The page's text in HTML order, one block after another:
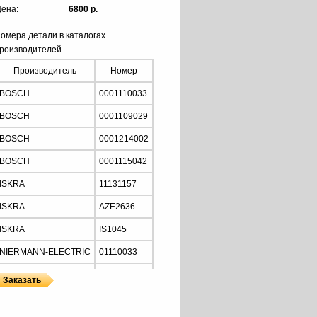
6800 р.
детали в каталогах
Производитель Номер
BOSCH 0001110033
BOSCH 0001109029
BOSCH 0001214002
BOSCH 0001115042
ISKRA 11131157
ISKRA AZE2636
ISKRA IS1045
NIERMANN-ELECTRIC 01110033